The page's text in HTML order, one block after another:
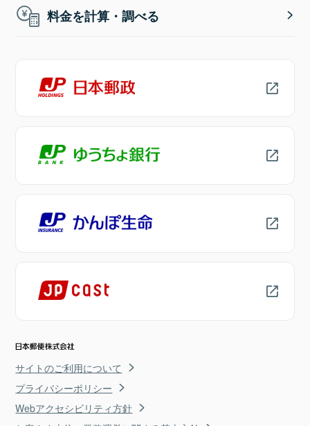
料金を計算・調べる
サイトのご利用について
プライバシーポリシー
Webアクセシビリティ方針